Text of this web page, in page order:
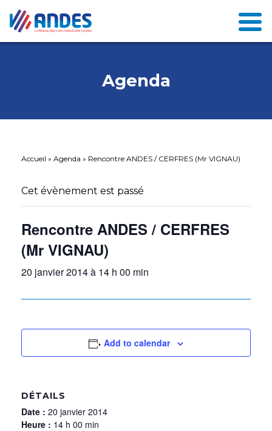
Agenda
Accueil » Agenda » Rencontre ANDES / CERFRES (Mr VIGNAU)
Cet évènement est passé
Rencontre ANDES / CERFRES
(Mr VIGNAU)
20 janvier 2014 à 14 h 00 min
Add to calendar
DÉTAILS
Date : 20 janvier 2014
Heure : 14 h 00 min